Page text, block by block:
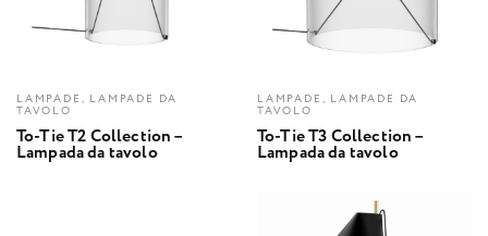
LAMPADE, LAMPADE DA
TAVOLO
To-Tie T2 Collection –
Lampada da tavolo
LAMPADE, LAMPADE DA
TAVOLO
To-Tie T3 Collection –
Lampada da tavolo